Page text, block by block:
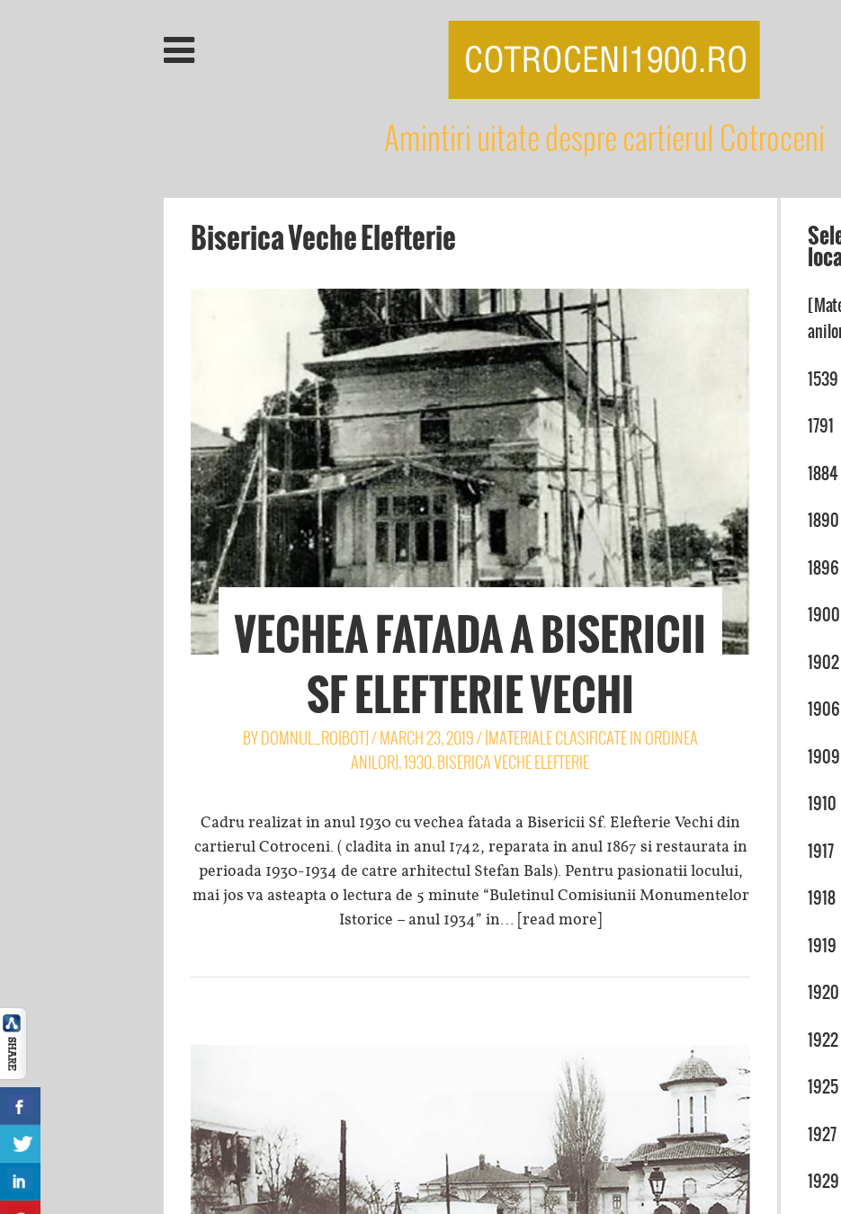
Amintiri uitate despre cartierul Cotroceni
Biserica Veche Elefterie
VECHEA FATADA A BISERICII
SF ELEFTERIE VECHI
BYDOMNUL_RO[BOT]/MARCH 23, 2019/[MATERIALE CLASIFICATE IN ORDINEA
ANILOR],1930,BISERICA VECHE ELEFTERIE
Cadru realizat in anul 1930 cu vechea fatada a Bisericii Sf. Elefterie Vechi din
cartierul Cotroceni. ( cladita in anul 1742, reparata in anul 1867 si restaurata in
perioada 1930-1934 de catre arhitectul Stefan Bals). Pentru pasionatii locului,
mai jos va asteapta o lectura de 5 minute “Buletinul Comisiunii Monumentelor
Istorice – anul 1934” in… [read more]
1539
1791
1884
1890
1896
1900
1902
1906
1909
1910
1917
1918
1919
1920
1922
1925
1927
1929